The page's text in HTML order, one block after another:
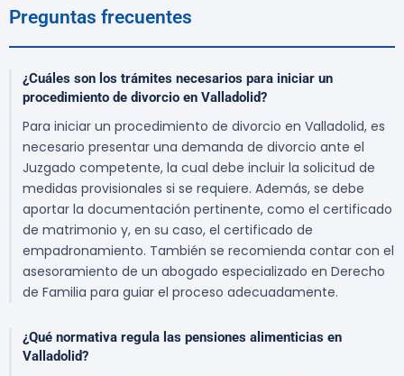
Preguntas frecuentes
¿Cuáles son los trámites necesarios para iniciar un
procedimiento de divorcio en Valladolid?
Para iniciar un procedimiento de divorcio en Valladolid, es
necesario presentar una demanda de divorcio ante el
Juzgado competente, la cual debe incluir la solicitud de
medidas provisionales si se requiere. Además, se debe
aportar la documentación pertinente, como el certificado
de matrimonio y, en su caso, el certificado de
empadronamiento. También se recomienda contar con el
asesoramiento de un abogado especializado en Derecho
de Familia para guiar el proceso adecuadamente.
¿Qué normativa regula las pensiones alimenticias en
Valladolid?